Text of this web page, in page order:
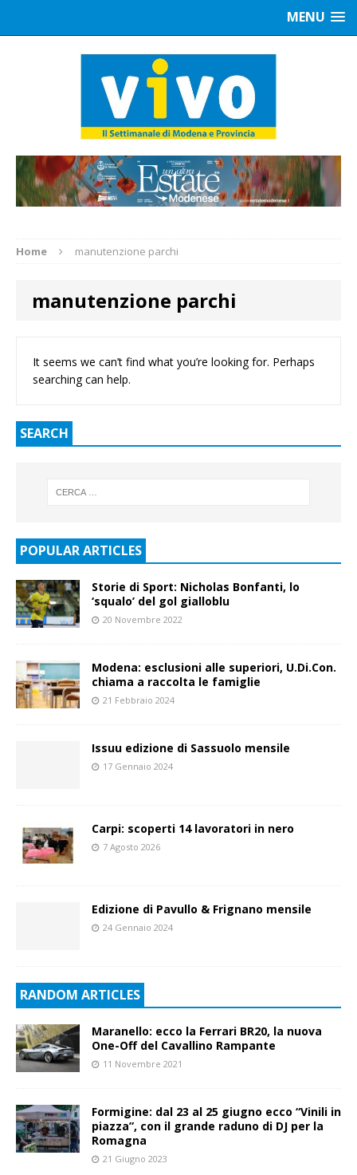
MENU
Home manutenzione parchi
manutenzione parchi
It seems we can’t find what you’re looking for. Perhaps
searching can help.
SEARCH
POPULAR ARTICLES
Storie di Sport: Nicholas Bonfanti, lo
‘squalo’ del gol gialloblu
20 Novembre 2022
Modena: esclusioni alle superiori, U.Di.Con.
chiama a raccolta le famiglie
21 Febbraio 2024
Issuu edizione di Sassuolo mensile
17 Gennaio 2024
Carpi: scoperti 14 lavoratori in nero
7 Agosto 2026
Edizione di Pavullo & Frignano mensile
24 Gennaio 2024
RANDOM ARTICLES
Maranello: ecco la Ferrari BR20, la nuova
One-Off del Cavallino Rampante
11 Novembre 2021
Formigine: dal 23 al 25 giugno ecco “Vinili in
piazza”, con il grande raduno di DJ per la
Romagna
21 Giugno 2023